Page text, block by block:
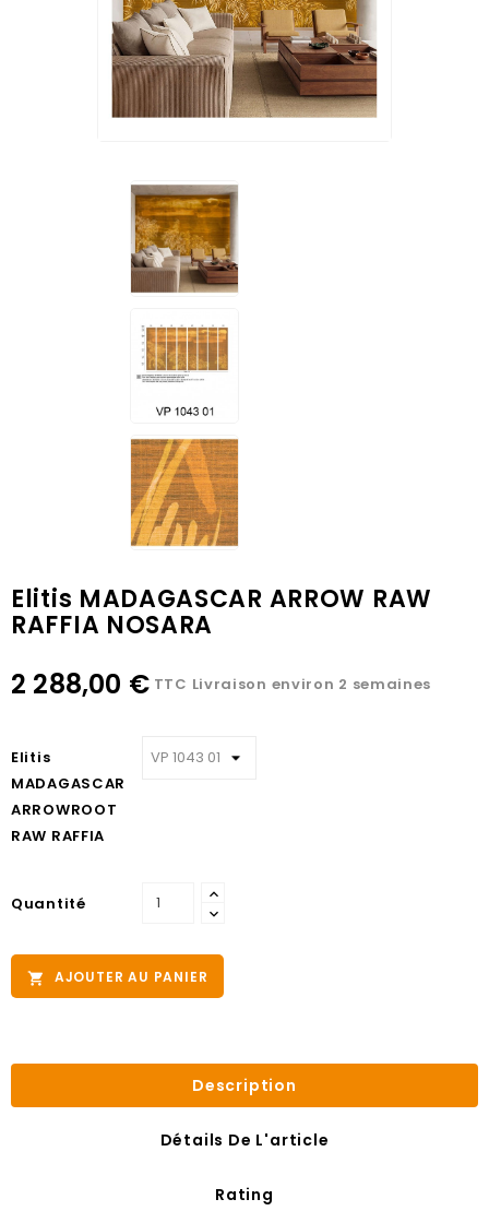
Elitis MADAGASCAR ARROW RAW
RAFFIA NOSARA
2 288,00 € TTC Livraison environ 2 semaines
Elitis
MADAGASCAR
ARROWROOT
RAW RAFFIA
Quantité
 AJOUTER AU PANIER
Description
Détails De L'article
Rating